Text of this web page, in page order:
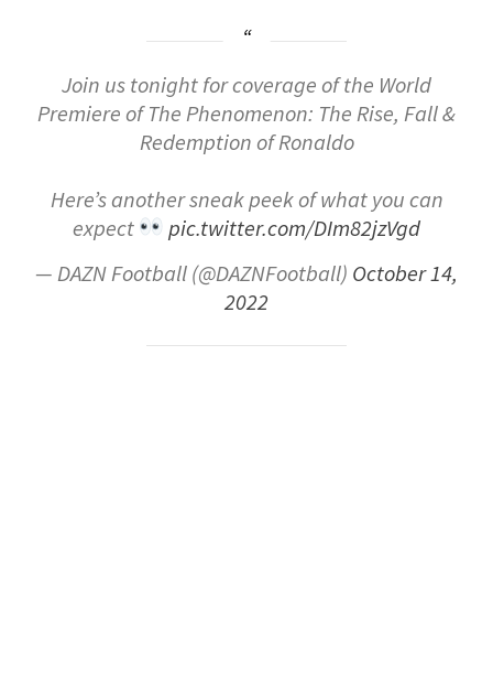
Join us tonight for coverage of the World
Premiere of The Phenomenon: The Rise, Fall &
Redemption of Ronaldo
Here’s another sneak peek of what you can
expect
pic.twitter.com/DIm82jzVgd
— DAZN Football (@DAZNFootball) October 14,
2022